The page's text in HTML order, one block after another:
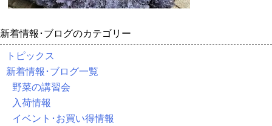
新着情報･ブログのカテゴリー
トピックス
新着情報･ブログ一覧
野菜の講習会
入荷情報
イベント･お買い得情報